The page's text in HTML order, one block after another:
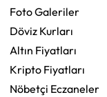
Foto Galeriler
Döviz Kurları
Altın Fiyatları
Kripto Fiyatları
Nöbetçi Eczaneler